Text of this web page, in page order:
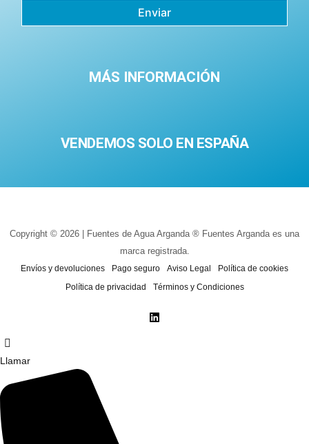
Enviar
MÁS INFORMACIÓN
VENDEMOS SOLO EN ESPAÑA
Copyright © 2026 | Fuentes de Agua Arganda ® Fuentes Arganda es una
marca registrada.
Envíos y devoluciones Pago seguro Aviso Legal
Política de cookies
Política de privacidad
Términos y Condiciones
Llamar